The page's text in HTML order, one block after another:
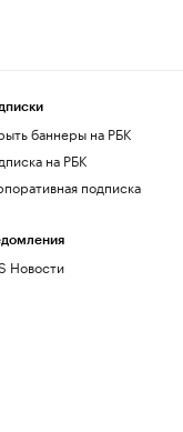
баннеры на РБК
на РБК
подписка
Новости